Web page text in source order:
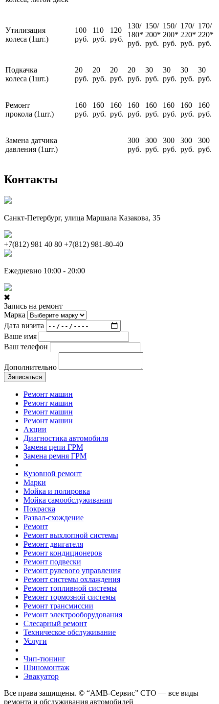
Утилизация
колеса (1шт.)
100
руб.
110
руб.
120
руб.
130/
180*
руб.
150/
200*
руб.
150/
200*
руб.
170/
220*
руб.
170/
220*
руб.
Подкачка
колеса (1шт.)
20
руб.
20
руб.
20
руб.
20
руб.
30
руб.
30
руб.
30
руб.
30
руб.
Ремонт
прокола (1шт.)
160
руб.
160
руб.
160
руб.
160
руб.
160
руб.
160
руб.
160
руб.
160
руб.
Замена датчика
давления (1шт.)
300
руб.
300
руб.
300
руб.
300
руб.
300
руб.
Контакты
Санкт-Петербург, улица Маршала Казакова, 35
+7(812) 981 40 80 +7(812) 981-80-40
Ежедневно 10:00 - 20:00
Запись на ремонт
Марка
Дата визита
Ваше имя
Ваш телефон
Дополнительно
Записаться
Ремонт машин
Ремонт машин
Ремонт машин
Ремонт машин
Акции
Диагностика автомобиля
Замена цепи ГРМ
Замена ремня ГРМ
Кузовной ремонт
Марки
Мойка и полировка
Мойка самообслуживания
Покраска
Развал-схождение
Ремонт
Ремонт выхлопной системы
Ремонт двигателя
Ремонт кондиционеров
Ремонт подвески
Ремонт рулевого управления
Ремонт системы охлаждения
Ремонт топливной системы
Ремонт тормозной системы
Ремонт трансмиссии
Ремонт электрооборудования
Слесарный ремонт
Техническое обслуживание
Услуги
Чип-тюнинг
Шиномонтаж
Эвакуатор
Все права защищены. © “АМВ-Сервис” СТО — все виды
ремонта и обслуживания автомобилей